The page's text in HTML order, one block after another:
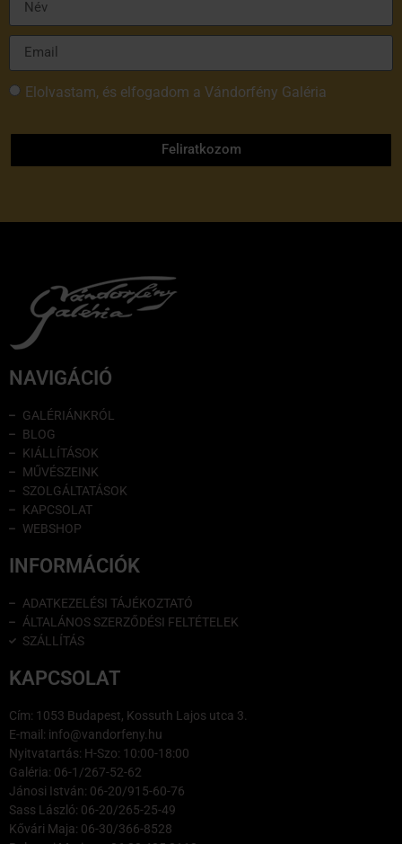
Elolvastam, és elfogadom a Vándorfény Galéria
Feliratkozom
NAVIGÁCIÓ
GALÉRIÁNKRÓL
BLOG
KIÁLLÍTÁSOK
MŰVÉSZEINK
SZOLGÁLTATÁSOK
KAPCSOLAT
WEBSHOP
INFORMÁCIÓK
ADATKEZELÉSI TÁJÉKOZTATÓ
ÁLTALÁNOS SZERZŐDÉSI FELTÉTELEK
SZÁLLÍTÁS
KAPCSOLAT
Cím: 1053 Budapest, Kossuth Lajos utca 3.
E-mail: info@vandorfeny.hu
Nyitvatartás: H-Szo: 10:00-18:00
Galéria: 06-1/267-52-62
Jánosi István: 06-20/915-60-76
Sass László: 06-20/265-25-49
Kővári Maja: 06-30/366-8528